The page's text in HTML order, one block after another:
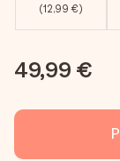
(12,99 €)
49,99 €